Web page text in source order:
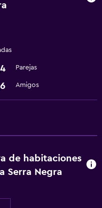
Parejas
Amigos
de habitaciones
Serra Negra